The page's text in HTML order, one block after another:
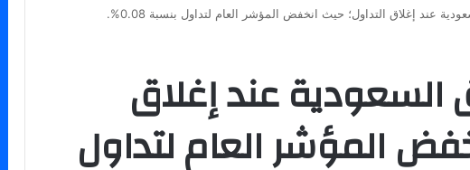
عند إغلاق التداول؛ حيث انخفض المؤشر العام لتداول بنسبة 0.08%.
السعودية عند إغلاق
المؤشر العام لتداول